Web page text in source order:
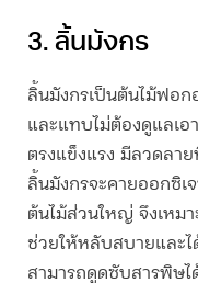
3. ลิ้นมังกร
ลิ้นมังกรเป็นต้นไม้ฟอก
และแทบไม่ต้องดูแลเอ
ตรงแข็งแรง มีลวดลา
ลิ้นมังกรจะคายออกซิเ
ต้นไม้ส่วนใหญ่ จึงเหม
ช่วยให้หลับสบายและ
สามารถดูดซับสารพิษ